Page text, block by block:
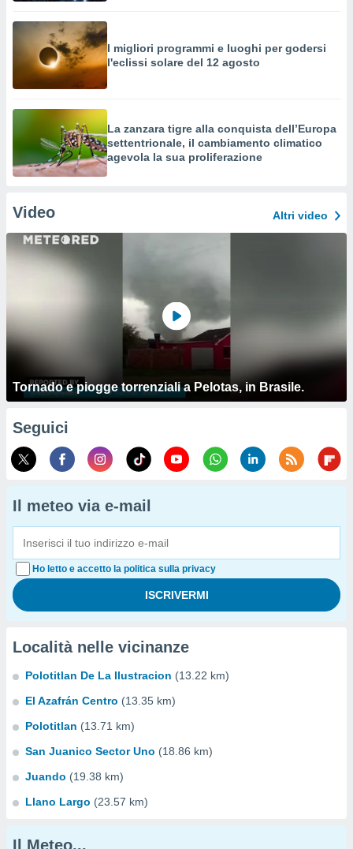
I migliori programmi e luoghi per godersi
l'eclissi solare del 12 agosto
La zanzara tigre alla conquista dell’Europa
settentrionale, il cambiamento climatico
agevola la sua proliferazione
Video Altri video
Tornado e piogge torrenziali a Pelotas, in Brasile.
Seguici
Il meteo via e-mail
Ho letto e accetto la politica sulla privacy
Località nelle vicinanze
Polotitlan De La Ilustracion (13.22 km)
El Azafrán Centro (13.35 km)
Polotitlan (13.71 km)
San Juanico Sector Uno (18.86 km)
Juando (19.38 km)
Llano Largo (23.57 km)
Il Meteo...